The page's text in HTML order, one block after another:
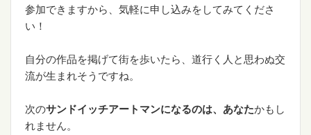
参加できますから、気軽に申し込みをしてみてくださ
い！
自分の作品を掲げて街を歩いたら、道行く人と思わぬ交
流が生まれそうですね。
次のサンドイッチアートマンになるのは、あなたかもし
れません。